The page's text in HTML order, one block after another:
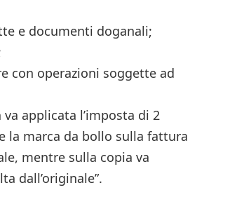
e documenti doganali;
con operazioni soggette ad
applicata l’imposta di 2
la marca da bollo sulla fattura
mentre sulla copia va
dall’originale”.